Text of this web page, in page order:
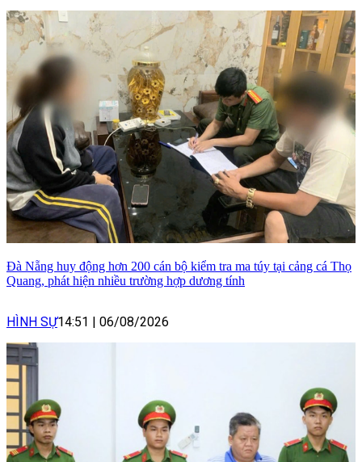
Đà Nẵng huy động hơn 200 cán bộ kiểm tra ma túy tại cảng cá Thọ
Quang, phát hiện nhiều trường hợp dương tính
HÌNH SỰ14:51 06/08/2026